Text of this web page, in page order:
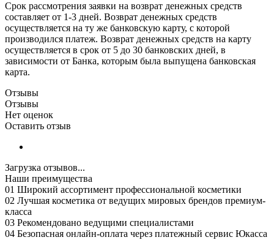
Срок рассмотрения заявки на возврат денежных средств
составляет от 1-3 дней. Возврат денежных средств
осуществляется на ту же банковскую карту, с которой
производился платеж. Возврат денежных средств на карту
осуществляется в срок от 5 до 30 банковских дней, в
зависимости от Банка, которым была выпущена банковская
карта.
Отзывы
Отзывы
Нет оценок
Оставить отзыв
Загрузка отзывов...
Наши преимущества
01 Широкий ассортимент профессиональной косметики
02 Лучшая косметика от ведущих мировых брендов премиум-
класса
03 Рекомендовано ведущими специалистами
04 Безопасная онлайн-оплата через платежный сервис Юкасса